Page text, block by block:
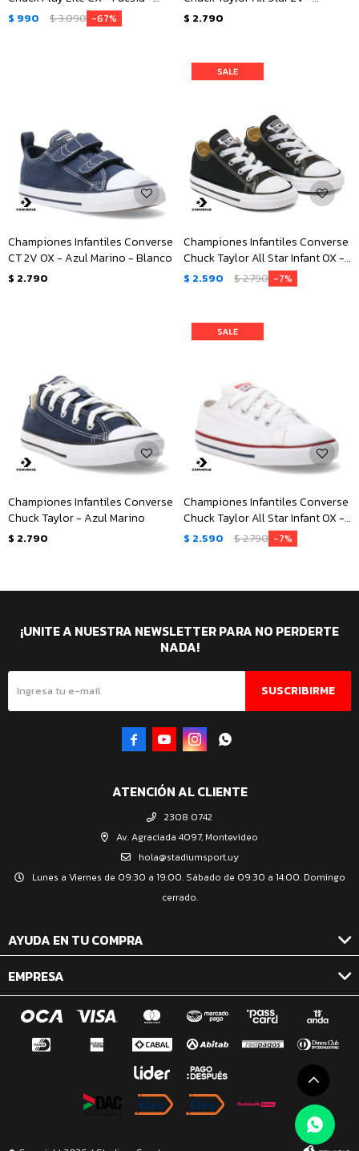
Blanco
$ 990 $3.090 67
Rosado - Blanco
$ 2.790
Championes Infantiles Converse
CT 2V OX - Azul Marino - Blanco
$ 2.790
Championes Infantiles Converse
Chuck Taylor All Star Infant OX -
Negro
$ 2.590 $2.790 7
Championes Infantiles Converse
Chuck Taylor - Azul Marino
$ 2.790
Championes Infantiles Converse
Chuck Taylor All Star Infant OX -
Blanco
$ 2.590 $2.790 7
ATENCIÓN AL CLIENTE
2308 0742
Av. Agraciada 4097, Montevideo
hola@stadiumsport.uy
Lunes a Viernes de 09:30 a 19:00. Sábado de 09:30 a 14:00. Domingo
cerrado.
AYUDA EN TU COMPRA
EMPRESA
¡UNITE A NUESTRA NEWSLETTER PARA NO PERDERTE
NADA!
SUSCRIBIRME
   